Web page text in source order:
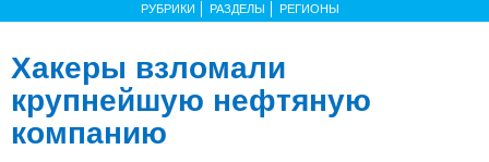
РУБРИКИ РАЗДЕЛЫ РЕГИОНЫ
Хакеры взломали
крупнейшую нефтяную
компанию